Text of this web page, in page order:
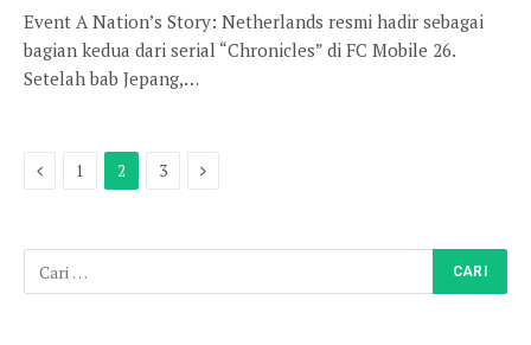
Event A Nation’s Story: Netherlands resmi hadir sebagai
bagian kedua dari serial “Chronicles” di FC Mobile 26.
Setelah bab Jepang,…
Previous
1 2 3 Next